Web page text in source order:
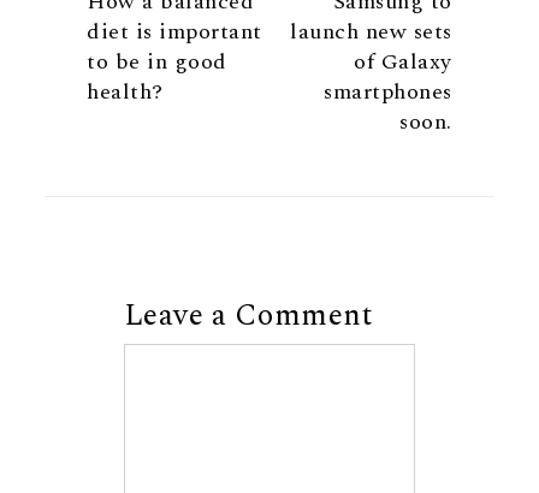
diet is important
to be in good
health?
launch new sets
of Galaxy
smartphones
soon.
Leave a Comment